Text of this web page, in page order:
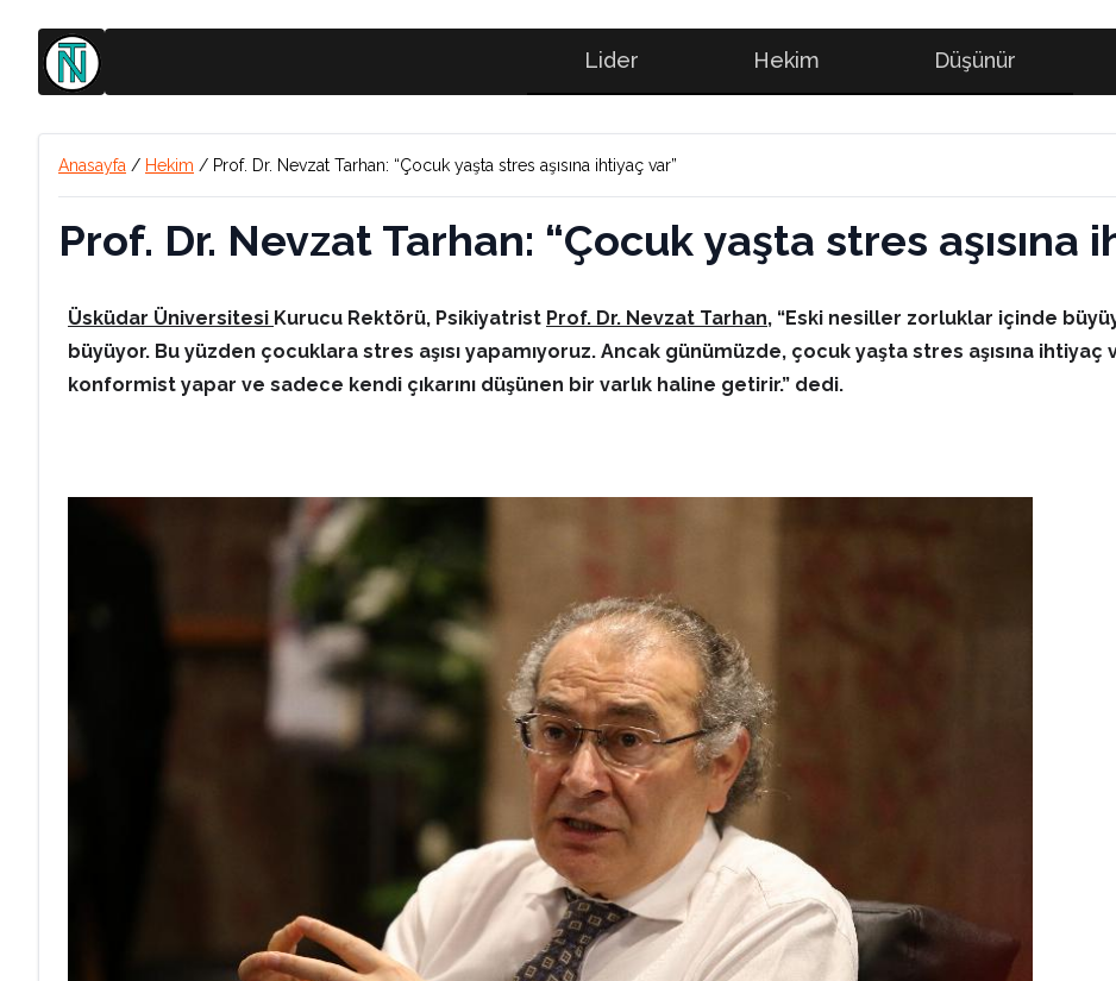
Lider Hekim Düşünür
Anasayfa / Hekim / Prof. Dr. Nevzat Tarhan: “Çocuk yaşta stres aşısına ihtiyaç var”
Prof. Dr. Nevzat Tarhan: “Çocuk yaşta stres aşısına
Üsküdar Üniversitesi Kurucu Rektörü, Psikiyatrist Prof. Dr. Nevzat Tarhan, “Eski nesiller zorluklar içinde
büyüyor. Bu yüzden çocuklara stres aşısı yapamıyoruz. Ancak günümüzde, çocuk yaşta stres aşısına
konformist yapar ve sadece kendi çıkarını düşünen bir varlık haline getirir.” dedi.